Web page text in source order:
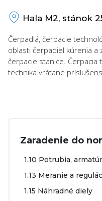
Hala M2, stánok
Čerpadlá, čerpacie
oblasti čerpadiel kúrenia a
čerpacie stanice. Čerpacia
technika vrátane
Zaradenie do
1.10 Potrubia,
1.13 Meranie a
1.15 Náhradné diely